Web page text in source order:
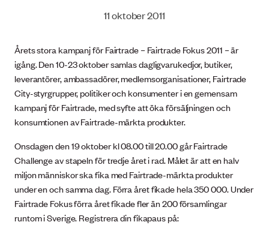
11 oktober 2011
Årets stora kampanj för Fairtrade – Fairtrade Fokus 2011 – är
igång. Den 10-23 oktober samlas dagligvarukedjor, butiker,
leverantörer, ambassadörer, medlemsorganisationer, Fairtrade
City-styrgrupper, politiker och konsumenter i en gemensam
kampanj för Fairtrade, med syfte att öka försäljningen och
konsumtionen av Fairtrade-märkta produkter.
Onsdagen den 19 oktober kl 08.00 till 20.00 går Fairtrade
Challenge av stapeln för tredje året i rad. Målet är att en halv
miljon människor ska fika med Fairtrade-märkta produkter
under en och samma dag. Förra året fikade hela 350 000. Under
Fairtrade Fokus förra året fikade fler än 200 församlingar
runtom i Sverige. Registrera din fikapaus på: